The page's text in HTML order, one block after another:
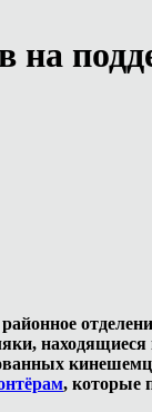
на
находящиеся
, которые